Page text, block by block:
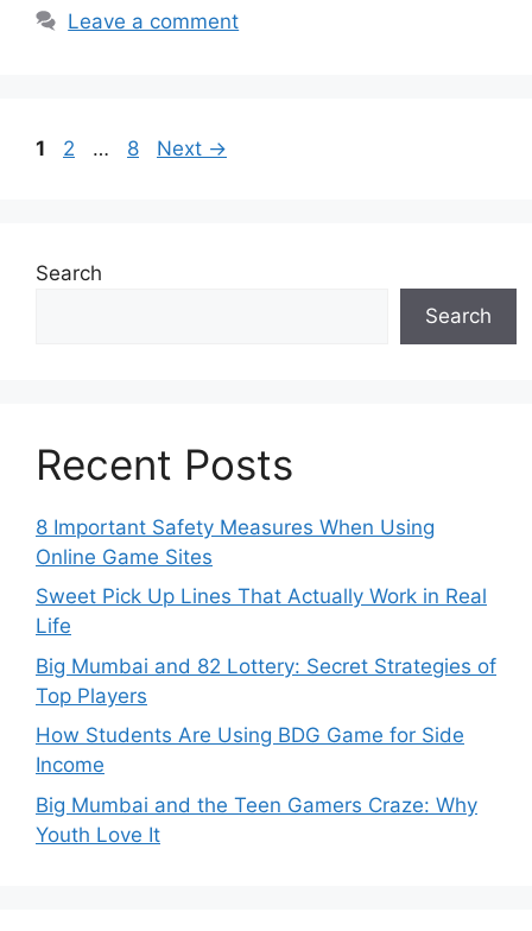
Leave a comment
Page
1 Page
2 … Page
8 Next →
Search
Search
Recent Posts
8 Important Safety Measures When Using
Online Game Sites
Sweet Pick Up Lines That Actually Work in Real
Life
Big Mumbai and 82 Lottery: Secret Strategies of
Top Players
How Students Are Using BDG Game for Side
Income
Big Mumbai and the Teen Gamers Craze: Why
Youth Love It